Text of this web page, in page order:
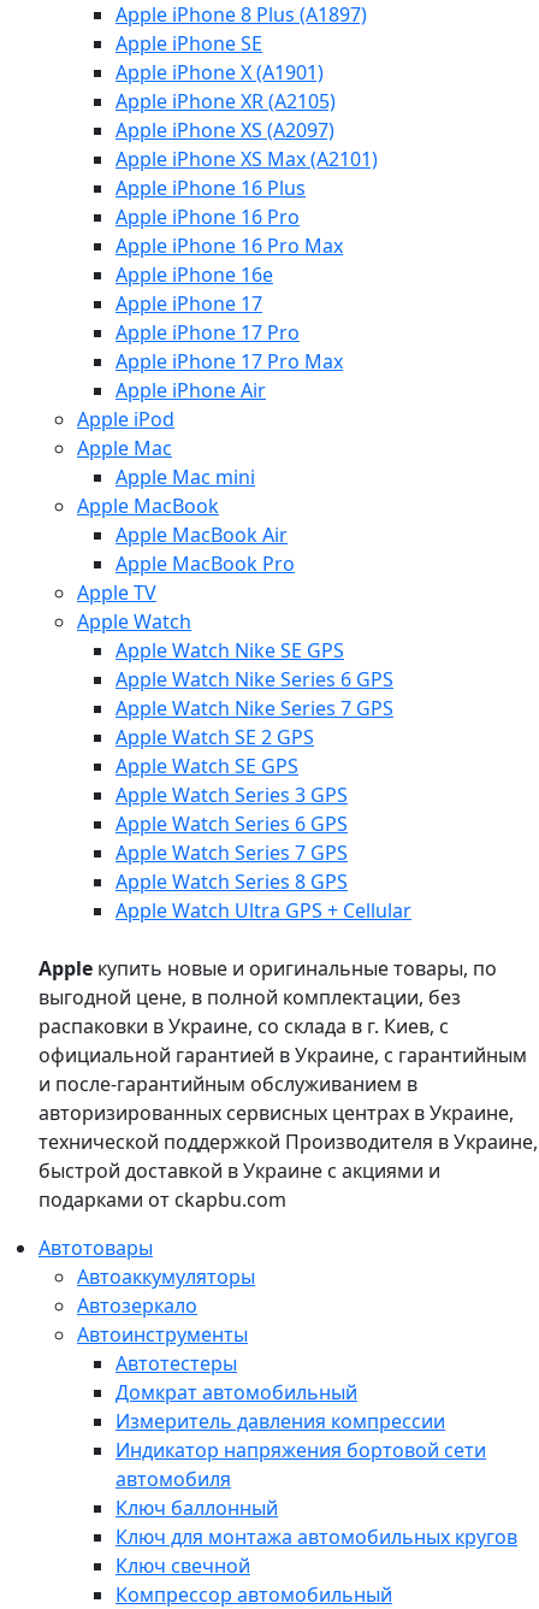
Apple iPhone 8 Plus (A1897)
Apple iPhone SE
Apple iPhone X (A1901)
Apple iPhone XR (A2105)
Apple iPhone XS (A2097)
Apple iPhone XS Max (A2101)
Apple iPhone 16 Plus
Apple iPhone 16 Pro
Apple iPhone 16 Pro Max
Apple iPhone 16e
Apple iPhone 17
Apple iPhone 17 Pro
Apple iPhone 17 Pro Max
Apple iPhone Air
Apple iPod
Apple Mac
Apple Mac mini
Apple MacBook
Apple MacBook Air
Apple MacBook Pro
Apple TV
Apple Watch
Apple Watch Nike SE GPS
Apple Watch Nike Series 6 GPS
Apple Watch Nike Series 7 GPS
Apple Watch SE 2 GPS
Apple Watch SE GPS
Apple Watch Series 3 GPS
Apple Watch Series 6 GPS
Apple Watch Series 7 GPS
Apple Watch Series 8 GPS
Apple Watch Ultra GPS + Cellular
Apple купить новые и оригинальные товары, по
выгодной цене, в полной комплектации, без
распаковки в Украине, со склада в г. Киев, с
официальной гарантией в Украине, с гарантийным
и после-гарантийным обслуживанием в
авторизированных сервисных центрах в Украине,
технической поддержкой Производителя в Украине,
быстрой доставкой в Украине с акциями и
подарками от ckapbu.com
Автотовары
Автоаккумуляторы
Автозеркало
Автоинструменты
Автотестеры
Домкрат автомобильный
Измеритель давления компрессии
Индикатор напряжения бортовой сети
автомобиля
Ключ баллонный
Ключ для монтажа автомобильных кругов
Ключ свечной
Компрессор автомобильный